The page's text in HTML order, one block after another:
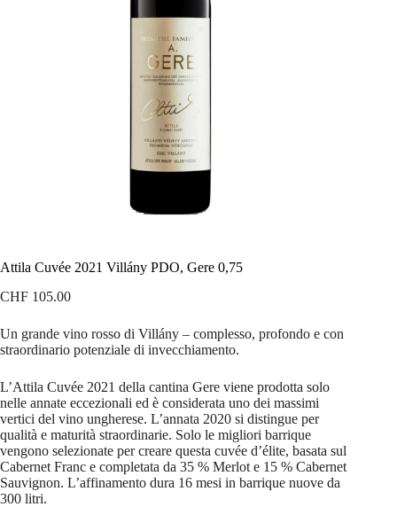
Attila Cuvée 2021 Villány PDO, Gere 0,75
CHF 105.00
Un grande vino rosso di Villány – complesso, profondo e con
straordinario potenziale di invecchiamento.
L’Attila Cuvée 2021 della cantina Gere viene prodotta solo
nelle annate eccezionali ed è considerata uno dei massimi
vertici del vino ungherese. L’annata 2020 si distingue per
qualità e maturità straordinarie. Solo le migliori barrique
vengono selezionate per creare questa cuvée d’élite, basata sul
Cabernet Franc e completata da 35 % Merlot e 15 % Cabernet
Sauvignon. L’affinamento dura 16 mesi in barrique nuove da
300 litri.